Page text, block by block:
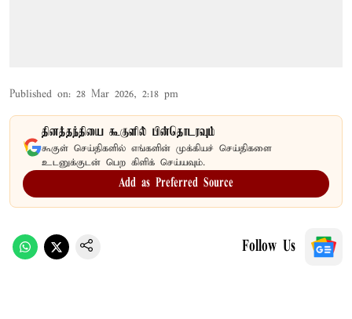
Published on: 28 Mar 2026, 2:18 pm
தினத்தந்தியை கூகுளில் பின்தொடரவும்
கூகுள் செய்திகளில் எங்களின் முக்கியச் செய்திகளை
உடனுக்குடன் பெற கிளிக் செய்யவும்.
Add as Preferred Source
Follow Us